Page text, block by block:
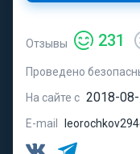
Отзывы 231
Проведено
На сайте с 2018-
E-mail